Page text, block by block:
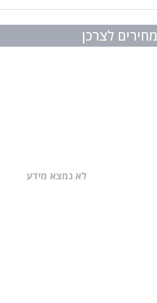
מחירים לצרכן
לא נמצא מידע